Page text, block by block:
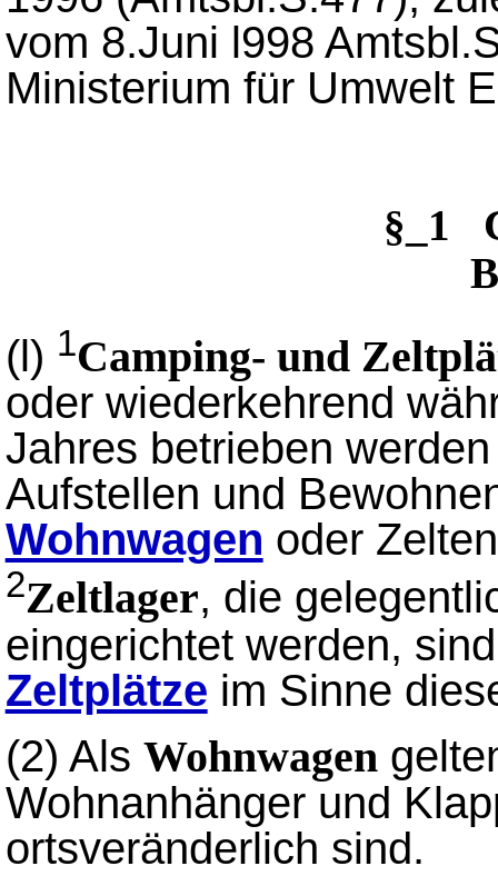
vom 8.Juni l998
Ministerium für Umwelt
§_1
(l) 1Camping- und
oder wiederkehrend
Jahres betrieben
Aufstellen und
Wohnwagen oder
2Zeltlager, die
eingerichtet werden,
Zeltplätze im Sinne
(2) Als Wohnwagen
Wohnanhänger und
ortsveränderlich sind.